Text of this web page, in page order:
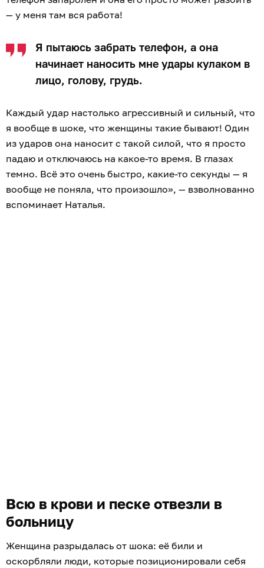
— у меня там вся работа!
Я пытаюсь забрать телефон, а она
начинает наносить мне удары кулаком в
лицо, голову, грудь.
Каждый удар настолько агрессивный и сильный, что
я вообще в шоке, что женщины такие бывают! Один
из ударов она наносит с такой силой, что я просто
падаю и отключаюсь на какое-то время. В глазах
темно. Всё это очень быстро, какие-то секунды — я
вообще не поняла, что произошло», — взволнованно
вспоминает Наталья.
Всю в крови и песке отвезли в
больницу
Женщина разрыдалась от шока: её били и
оскорбляли люди, которые позиционировали себя